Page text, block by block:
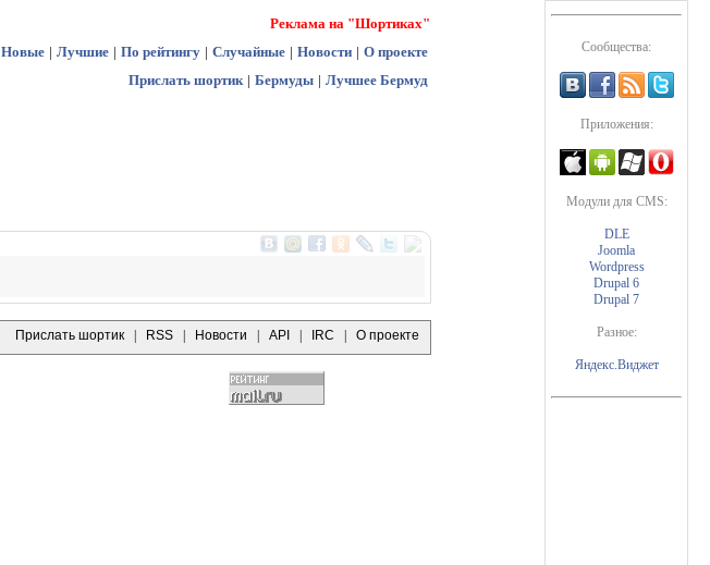
Сообщества:
Приложения:
Модули для CMS:
DLE
Joomla
Wordpress
Drupal 6
Drupal 7
Разное:
Яндекс.Виджет
Реклама на "Шортиках"
Новые | Лучшие | По рейтингу | Случайные | Новости | О проекте
Прислать шортик | Бермуды | Лучшее Бермуд
Прислать шортик RSS Новости API IRC О проекте